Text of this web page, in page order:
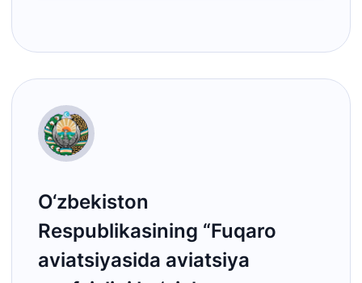
O‘zbekiston
Respublikasining “Fuqaro
aviatsiyasida aviatsiya